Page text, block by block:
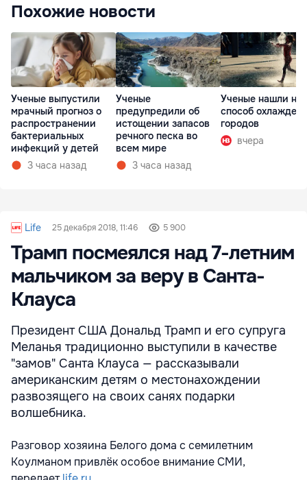
Похожие новости
Ученые выпустили
мрачный прогноз о
распространении
бактериальных
инфекций у детей
3 часа назад
Ученые
предупредили об
истощении запасов
речного песка во
всем мире
3 часа назад
Ученые нашли
способ
городов
вчера
Life 25 декабря 2018, 11:46 5 900
Трамп посмеялся над 7-летним
мальчиком за веру в Санта-
Клауса
Президент США Дональд Трамп и его супруга
Меланья традиционно выступили в качестве
"замов" Санта Клауса — рассказывали
американским детям о местонахождении
развозящего на своих санях подарки
волшебника.
Разговор хозяина Белого дома с семилетним
Коулманом привлёк особое внимание СМИ,